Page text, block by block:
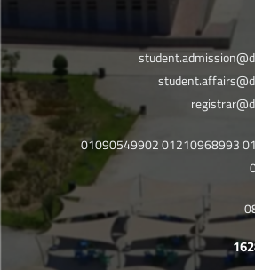
01271878682 01210968993 01090549902